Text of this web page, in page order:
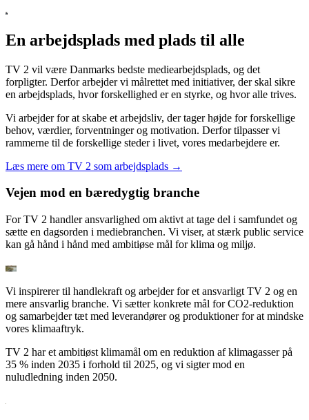
En arbejdsplads med plads til alle
TV 2 vil være Danmarks bedste mediearbejdsplads, og det
forpligter. Derfor arbejder vi målrettet med initiativer, der skal sikre
en arbejdsplads, hvor forskellighed er en styrke, og hvor alle trives.
Vi arbejder for at skabe et arbejdsliv, der tager højde for forskellige
behov, værdier, forventninger og motivation. Derfor tilpasser vi
rammerne til de forskellige steder i livet, vores medarbejdere er.
Læs mere om TV 2 som arbejdsplads →
Vejen mod en bæredygtig branche
For TV 2 handler ansvarlighed om aktivt at tage del i samfundet og
sætte en dagsorden i mediebranchen. Vi viser, at stærk public service
kan gå hånd i hånd med ambitiøse mål for klima og miljø.
Vi inspirerer til handlekraft og arbejder for et ansvarligt TV 2 og en
mere ansvarlig branche. Vi sætter konkrete mål for CO2-reduktion
og samarbejder tæt med leverandører og produktioner for at mindske
vores klimaaftryk.
TV 2 har et ambitiøst klimamål om en reduktion af klimagasser på
35 % inden 2035 i forhold til 2025, og vi sigter mod en
nuludledning inden 2050.